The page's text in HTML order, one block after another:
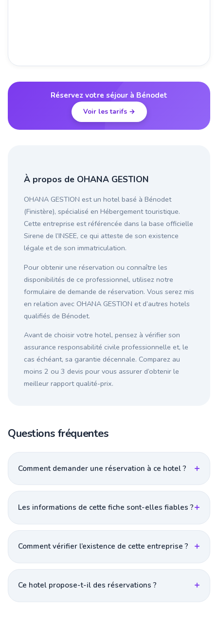
Réservez votre séjour à Bénodet
Voir les tarifs →
À propos de OHANA GESTION
OHANA GESTION est un hotel basé à Bénodet
(Finistère), spécialisé en Hébergement touristique.
Cette entreprise est référencée dans la base officielle
Sirene de l’INSEE, ce qui atteste de son existence
légale et de son immatriculation.
Pour obtenir une réservation ou connaître les
disponibilités de ce professionnel, utilisez notre
formulaire de demande de réservation. Vous serez mis
en relation avec OHANA GESTION et d’autres hotels
qualifiés de Bénodet.
Avant de choisir votre hotel, pensez à vérifier son
assurance responsabilité civile professionnelle et, le
cas échéant, sa garantie décennale. Comparez au
moins 2 ou 3 devis pour vous assurer d’obtenir le
meilleur rapport qualité-prix.
Questions fréquentes
Comment demander une réservation à ce hotel ?
Les informations de cette fiche sont-elles fiables ?
Comment vérifier l’existence de cette entreprise ?
Ce hotel propose-t-il des réservations ?